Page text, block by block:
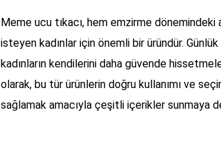
Meme ucu tıkacı, hem emzirme dönemindeki
isteyen kadınlar için önemli bir üründür.
kadınların kendilerini daha güvende
olarak, bu tür ürünlerin doğru kullanımı ve
sağlamak amacıyla çeşitli içerikler sunmaya